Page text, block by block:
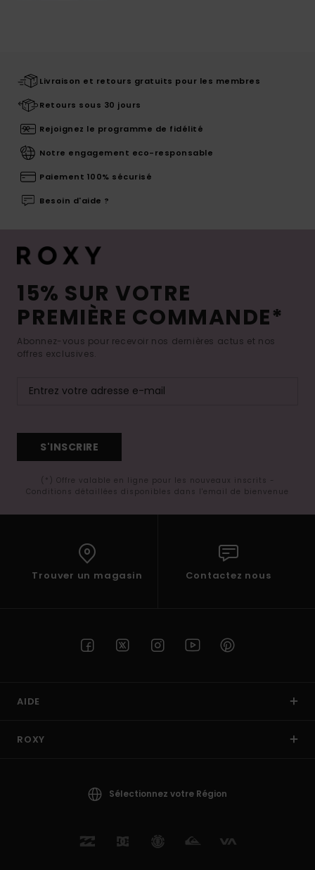
Livraison et retours gratuits pour les membres
Retours sous 30 jours
Rejoignez le programme de fidélité
Notre engagement eco-responsable
Paiement 100% sécurisé
Besoin d'aide ?
15% SUR VOTRE
PREMIÈRE COMMANDE*
Abonnez-vous pour recevoir nos dernières actus et nos
offres exclusives.
S'INSCRIRE
(*) Offre valable en ligne pour les nouveaux inscrits -
Conditions détaillées disponibles dans l'email de bienvenue
Trouver un magasin Contactez nous
AIDE
ROXY
Sélectionnez votre Région